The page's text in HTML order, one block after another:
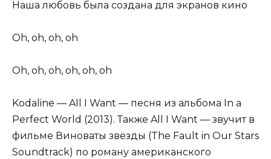
Наша любовь была создана для экранов кино
Oh, oh, oh, oh
Oh, oh, oh, oh, oh, oh
Kodaline — All I Want — песня из альбома In a
Perfect World (2013). Также All I Want — звучит в
фильме Виноваты звёзды (The Fault in Our Stars
Soundtrack) по роману американского